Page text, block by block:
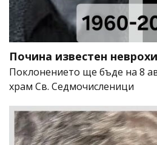
Почина известен
Поклонението ще бъде на 8
храм Св. Седмочисленици